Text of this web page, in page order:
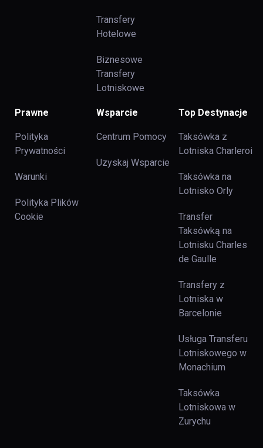
Transfery
Hotelowe
Biznesowe
Transfery
Lotniskowe
Prawne
Polityka
Prywatności
Warunki
Polityka Plików
Cookie
Wsparcie
Centrum Pomocy
Uzyskaj Wsparcie
Top Destynacje
Taksówka z
Lotniska Charleroi
Taksówka na
Lotnisko Orly
Transfer
Taksówką na
Lotnisku Charles
de Gaulle
Transfery z
Lotniska w
Barcelonie
Usługa Transferu
Lotniskowego w
Monachium
Taksówka
Lotniskowa w
Zurychu